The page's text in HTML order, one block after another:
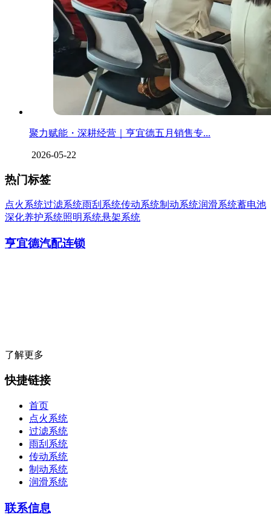
聚力赋能・深耕经营｜亨宜德五月销售专...
2026-05-22
热门标签
点火系统过滤系统雨刮系统传动系统制动系统润滑系统蓄电池
深化养护系统照明系统悬架系统
亨宜德汽配连锁
了解更多
快捷链接
首页
点火系统
过滤系统
雨刮系统
传动系统
制动系统
润滑系统
联系信息